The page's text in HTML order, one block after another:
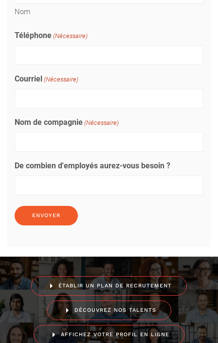
Nom
Téléphone (Nécessaire)
Courriel (Nécessaire)
Nom de compagnie (Nécessaire)
De combien d'employés aurez-vous besoin ?
ÉTABLIR UN PLAN DE RECRUTEMENT
DÉCOUVREZ NOS TALENTS
AFFICHEZ VOTRE PROFIL EN LIGNE